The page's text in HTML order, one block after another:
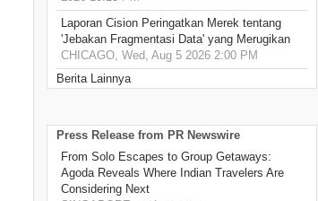
Laporan Cision Peringatkan Merek tentang
'Jebakan Fragmentasi Data' yang Merugikan
CHICAGO, Wed, Aug 5 2026 2:00 PM
Berita Lainnya
Press Release from PR Newswire
From Solo Escapes to Group Getaways:
Agoda Reveals Where Indian Travelers Are
Considering Next